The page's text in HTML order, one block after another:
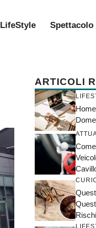
LifeStyle Spettacolo
ARTICOLI